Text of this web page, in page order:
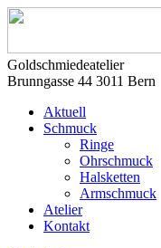
Goldschmiedeatelier
Brunngasse 44 3011 Bern
Aktuell
Schmuck
Ringe
Ohrschmuck
Halsketten
Armschmuck
Atelier
Kontakt